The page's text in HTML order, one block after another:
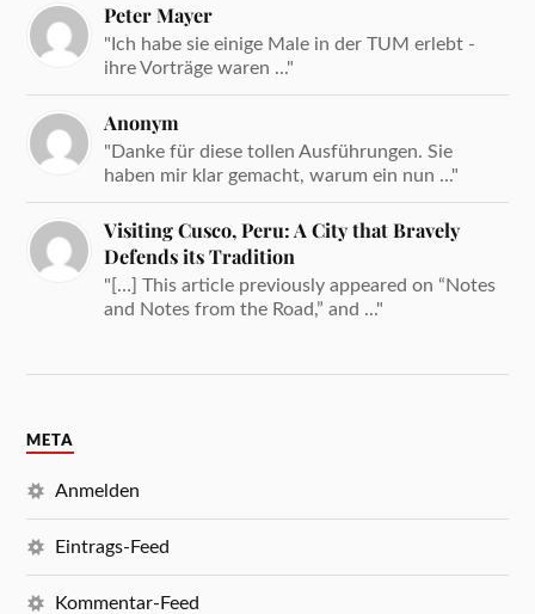
Peter Mayer
"Ich habe sie einige Male in der TUM erlebt -
ihre Vorträge waren ..."
Anonym
"Danke für diese tollen Ausführungen. Sie
haben mir klar gemacht, warum ein nun ..."
Visiting Cusco, Peru: A City that Bravely
Defends its Tradition
"[…] This article previously appeared on “Notes
and Notes from the Road,” and ..."
META
Anmelden
Eintrags-Feed
Kommentar-Feed